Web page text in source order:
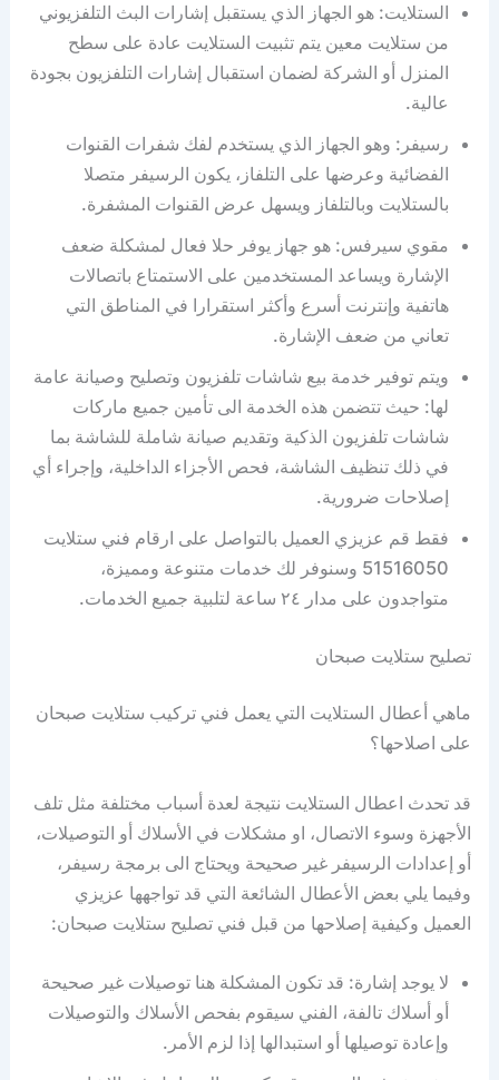
الستلايت: هو الجهاز الذي يستقبل إشارات البث التلفزيوني
من ستلايت معين يتم تثبيت الستلايت عادة على سطح
المنزل أو الشركة لضمان استقبال إشارات التلفزيون بجودة
عالية.
رسيفر: وهو الجهاز الذي يستخدم لفك شفرات القنوات
الفضائية وعرضها على التلفاز، يكون الرسيفر متصلا
بالستلايت وبالتلفاز ويسهل عرض القنوات المشفرة.
مقوي سيرفس: هو جهاز يوفر حلا فعال لمشكلة ضعف
الإشارة ويساعد المستخدمين على الاستمتاع باتصالات
هاتفية وإنترنت أسرع وأكثر استقرارا في المناطق التي
تعاني من ضعف الإشارة.
ويتم توفير خدمة بيع شاشات تلفزيون وتصليح وصيانة عامة
لها: حيث تتضمن هذه الخدمة الى تأمين جميع ماركات
شاشات تلفزيون الذكية وتقديم صيانة شاملة للشاشة بما
في ذلك تنظيف الشاشة، فحص الأجزاء الداخلية، وإجراء أي
إصلاحات ضرورية.
فقط قم عزيزي العميل بالتواصل على ارقام فني ستلايت
51516050 وسنوفر لك خدمات متنوعة ومميزة،
متواجدون على مدار ٢٤ ساعة لتلبية جميع الخدمات.
تصليح ستلايت صبحان
ماهي أعطال الستلايت التي يعمل فني تركيب ستلايت صبحان
على اصلاحها؟
قد تحدث اعطال الستلايت نتيجة لعدة أسباب مختلفة مثل تلف
الأجهزة وسوء الاتصال، او مشكلات في الأسلاك أو التوصيلات،
أو إعدادات الرسيفر غير صحيحة ويحتاج الى برمجة رسيفر،
وفيما يلي بعض الأعطال الشائعة التي قد تواجهها عزيزي
العميل وكيفية إصلاحها من قبل فني تصليح ستلايت صبحان:
لا يوجد إشارة: قد تكون المشكلة هنا توصيلات غير صحيحة
أو أسلاك تالفة، الفني سيقوم بفحص الأسلاك والتوصيلات
وإعادة توصيلها أو استبدالها إذا لزم الأمر.